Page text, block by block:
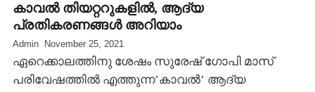
കാവല്‍ തിയറ്ററുകളില്‍, ആദ്യ
പ്രതികരണങ്ങള്‍ അറിയാം
Admin November 25, 2021
ഏറെക്കാലത്തിനു ശേഷം സുരേഷ് ഗോപി മാസ്
പരിവേഷത്തില്‍ എത്തുന്ന’കാവല്‍’ ആദ്യ